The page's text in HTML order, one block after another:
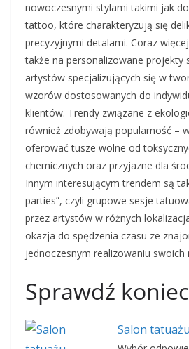
nowoczesnymi stylami takimi jak
tattoo, które charakteryzują się
precyzyjnymi detalami. Coraz
także na personalizowane projekty
artystów specjalizujących się w
wzorów dostosowanych do
klientów. Trendy związane z
również zdobywają popularność –
oferować tusze wolne od
chemicznych oraz przyjazne dla
Innym interesującym trendem są
parties”, czyli grupowe sesje
przez artystów w różnych
okazja do spędzenia czasu ze
jednoczesnym realizowaniu
Sprawdź
Salon